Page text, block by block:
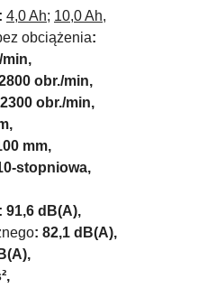
: 4,0 Ah; 10,0Ah,
obciążenia:
min,
obr./min,
obr./min,
mm,
stopniowa,
: 91,6 dB(A),
: 82,1 dB(A),